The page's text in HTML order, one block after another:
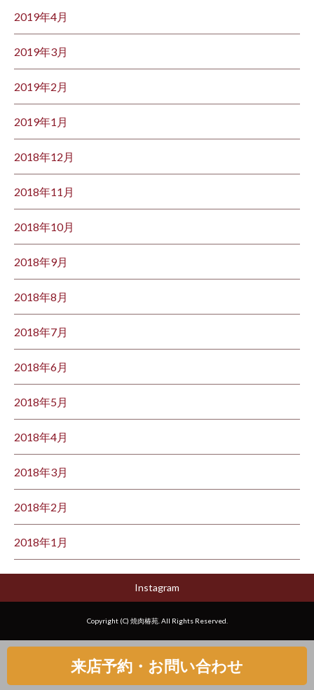
2019年4月
2019年3月
2019年2月
2019年1月
2018年12月
2018年11月
2018年10月
2018年9月
2018年8月
2018年7月
2018年6月
2018年5月
2018年4月
2018年3月
2018年2月
2018年1月
Instagram
Copyright (C) 焼肉椿苑. All Rights Reserved.
来店予約・お問い合わせ